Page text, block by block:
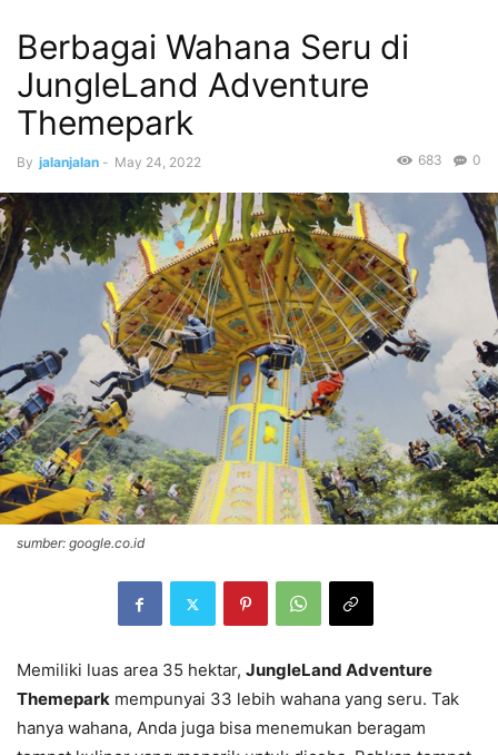
Berbagai Wahana Seru di
JungleLand Adventure
Themepark
By jalanjalan - May 24, 2022 0
683
sumber: google.co.id
Memiliki luas area 35 hektar, JungleLand Adventure
Themepark mempunyai 33 lebih wahana yang seru. Tak
hanya wahana, Anda juga bisa menemukan beragam